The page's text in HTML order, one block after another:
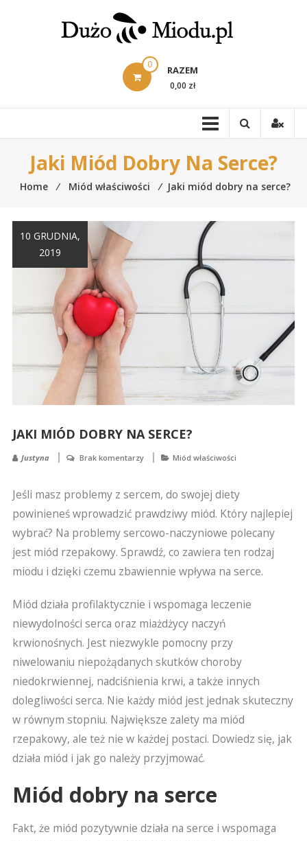
0 RAZEM
0,00 zł
Jaki Miód Dobry Na Serce?
Home ⁄ Miód właściwości ⁄ Jaki miód dobry na serce?
10 GRUDNIA,
2019
JAKI MIÓD DOBRY NA SERCE?
Justyna Brak komentarzy Miód właściwości
Jeśli masz problemy z sercem, do swojej diety
powinieneś wprowadzić prawdziwy miód. Który najlepiej
wybrać? Na problemy sercowo-naczyniowe polecany
jest miód rzepakowy. Sprawdź, co zawiera ten rodzaj
miodu i dzięki czemu zbawiennie wpływa na serce.
Miód działa profilaktycznie i wspomaga leczenie
niewydolności serca oraz miażdżycy naczyń
krwionośnych. Jest niezwykle pomocny przy
niwelowaniu niepożądanych skutków choroby
niedokrwiennej, nadciśnienia krwi, a także innych
dolegliwości serca. Nie każdy miód jest jednak skuteczny
w równym stopniu. Największe zalety ma miód
rzepakowy, ale też nie w każdej postaci. Dowiedz się, jak
działa miód i jak go należy przyjmować.
Miód dobry na serce
Fakt, że miód pozytywnie działa na serce i wspomaga